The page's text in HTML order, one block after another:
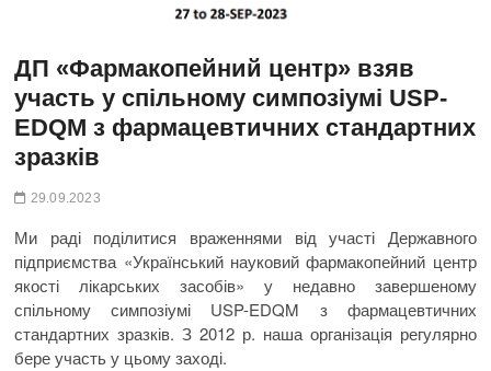
ДП «Фармакопейний центр» взяв
участь у спільному симпозіумі USP-
EDQM з фармацевтичних стандартних
зразків
29.09.2023
Ми раді поділитися враженнями від участі Державного
підприємства «Український науковий фармакопейний центр
якості лікарських засобів» у недавно завершеному
спільному симпозіумі USP-EDQM з фармацевтичних
стандартних зразків. З 2012 р. наша організація регулярно
бере участь у цьому заході.